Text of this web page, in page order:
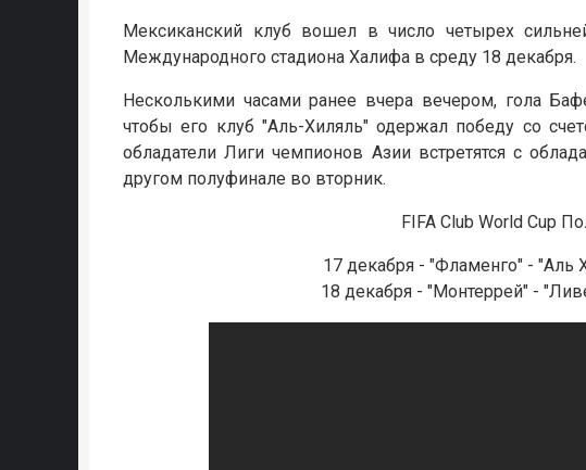
Мексиканский клуб вошел в число четырех
Международного стадиона Халифа в среду 18 декабря.
Несколькими часами ранее вчера вечером, гола
чтобы его клуб "Аль-Хиляль" одержал победу со
обладатели Лиги чемпионов Азии встретятся с
другом полуфинале во вторник.
FIFA Club World Cup
17 декабря - "Фламенго" - "Аль
18 декабря - "Монтеррей" -